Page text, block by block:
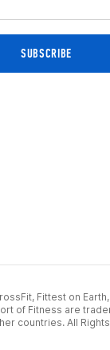
Fittest on Earth,
of Fitness are
countries. All